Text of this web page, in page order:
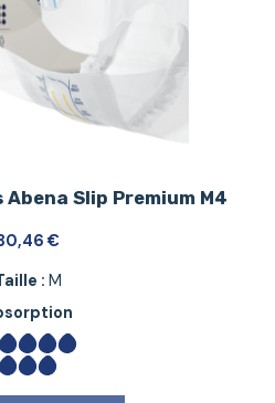
Slip Premium M4
€
: M